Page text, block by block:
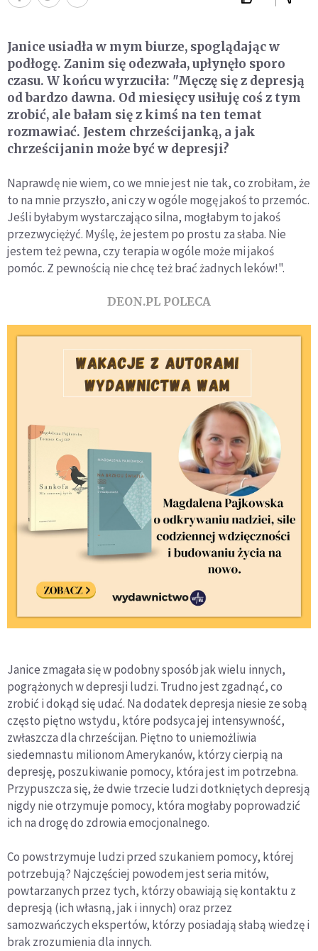
Janice usiadła w mym biurze, spoglądając w
podłogę. Zanim się odezwała, upłynęło sporo
czasu. W końcu wyrzuciła: "Męczę się z depresją
od bardzo dawna. Od miesięcy usiłuję coś z tym
zrobić, ale bałam się z kimś na ten temat
rozmawiać. Jestem chrześcijanką, a jak
chrześcijanin może być w depresji?
Naprawdę nie wiem, co we mnie jest nie tak, co zrobiłam, że
to na mnie przyszło, ani czy w ogóle mogę jakoś to przemóc.
Jeśli byłabym wystarczająco silna, mogłabym to jakoś
przezwyciężyć. Myślę, że jestem po prostu za słaba. Nie
jestem też pewna, czy terapia w ogóle może mi jakoś
pomóc. Z pewnością nie chcę też brać żadnych leków!".
DEON.PL POLECA
Janice zmagała się w podobny sposób jak wielu innych,
pogrążonych w depresji ludzi. Trudno jest zgadnąć, co
zrobić i dokąd się udać. Na dodatek depresja niesie ze sobą
często piętno wstydu, które podsyca jej intensywność,
zwłaszcza dla chrześcijan. Piętno to uniemożliwia
siedemnastu milionom Amerykanów, którzy cierpią na
depresję, poszukiwanie pomocy, która jest im potrzebna.
Przypuszcza się, że dwie trzecie ludzi dotkniętych depresją
nigdy nie otrzymuje pomocy, która mogłaby poprowadzić
ich na drogę do zdrowia emocjonalnego.
Co powstrzymuje ludzi przed szukaniem pomocy, której
potrzebują? Najczęściej powodem jest seria mitów,
powtarzanych przez tych, którzy obawiają się kontaktu z
depresją (ich własną, jak i innych) oraz przez
samozwańczych ekspertów, którzy posiadają słabą wiedzę i
brak zrozumienia dla innych.